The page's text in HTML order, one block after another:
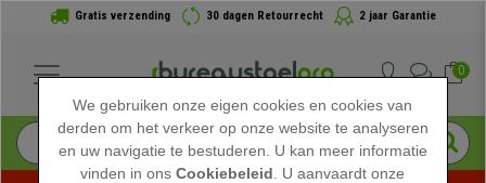
Gratis verzending 30 dagen Retourrecht 2 jaar Garantie
0
We gebruiken onze eigen cookies en cookies van
derden om het verkeer op onze website te analyseren
en uw navigatie te bestuderen. U kan meer informatie
vinden in onsCookiebeleid . U aanvaardt onze